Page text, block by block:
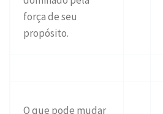
força de seu
propósito.
O que pode mudar